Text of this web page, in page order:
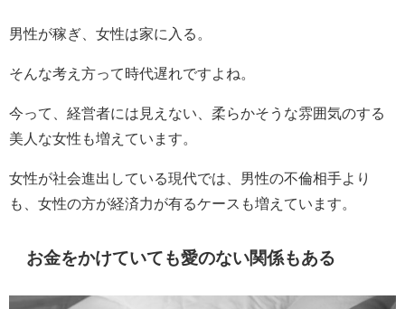
男性が稼ぎ、女性は家に入る。
そんな考え方って時代遅れですよね。
今って、経営者には見えない、柔らかそうな雰囲気のする
美人な女性も増えています。
女性が社会進出している現代では、男性の不倫相手より
も、女性の方が経済力が有るケースも増えています。
お金をかけていても愛のない関係もある